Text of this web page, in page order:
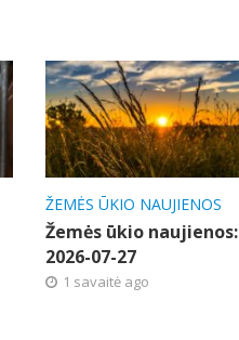
ŽEMĖS ŪKIO NAUJIENOS
Žemės ūkio naujienos:
2026-07-27
1 savaitė ago